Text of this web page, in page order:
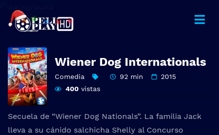
Wiener Dog Internationals
Comedia 92 min
2015
400 vistas
Secuela de “Wiener Dog Nationals”. La familia Jack
lleva a su cánido salchicha Shelly al Concurso